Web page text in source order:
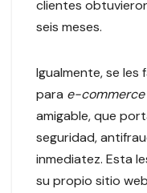
clientes
seis meses.
Igualmente, se les
para e-commerce
amigable, que
seguridad,
inmediatez. Esta
su propio sitio